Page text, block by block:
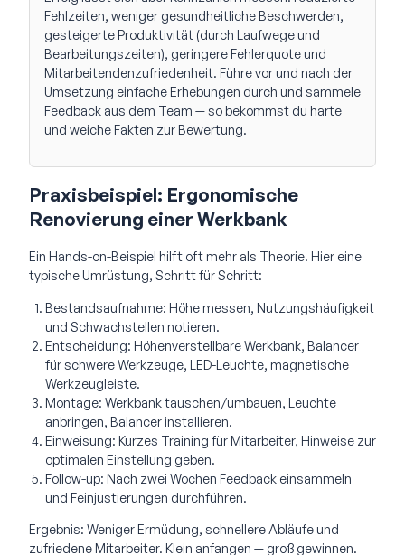
Fehlzeiten, weniger gesundheitliche Beschwerden,
gesteigerte Produktivität (durch Laufwege und
Bearbeitungszeiten), geringere Fehlerquote und
Mitarbeitendenzufriedenheit. Führe vor und nach der
Umsetzung einfache Erhebungen durch und sammele
Feedback aus dem Team — so bekommst du harte
und weiche Fakten zur Bewertung.
Praxisbeispiel: Ergonomische
Renovierung einer Werkbank
Ein Hands-on-Beispiel hilft oft mehr als Theorie. Hier eine
typische Umrüstung, Schritt für Schritt:
Bestandsaufnahme: Höhe messen, Nutzungshäufigkeit
und Schwachstellen notieren.
Entscheidung: Höhenverstellbare Werkbank, Balancer
für schwere Werkzeuge, LED-Leuchte, magnetische
Werkzeugleiste.
Montage: Werkbank tauschen/umbauen, Leuchte
anbringen, Balancer installieren.
Einweisung: Kurzes Training für Mitarbeiter, Hinweise zur
optimalen Einstellung geben.
Follow-up: Nach zwei Wochen Feedback einsammeln
und Feinjustierungen durchführen.
Ergebnis: Weniger Ermüdung, schnellere Abläufe und
zufriedene Mitarbeiter. Klein anfangen — groß gewinnen.